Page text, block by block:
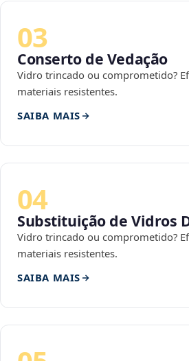
03
Conserto de Vedação
Vidro trincado ou comprometido?
materiais resistentes.
SAIBA MAIS
04
Substituição de Vidros
Vidro trincado ou comprometido?
materiais resistentes.
SAIBA MAIS